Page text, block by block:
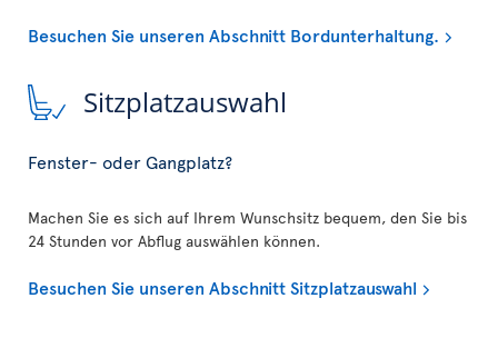
Besuchen Sie unseren Abschnitt Bordunterhaltung.
Sitzplatzauswahl
Fenster- oder Gangplatz?
Machen Sie es sich auf Ihrem Wunschsitz bequem, den Sie bis
24 Stunden vor Abflug auswählen können.
Besuchen Sie unseren Abschnitt Sitzplatzauswahl